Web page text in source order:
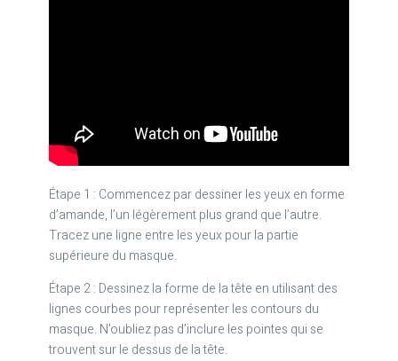
Étape 1 : Commencez par dessiner les yeux en forme
d’amande, l’un légèrement plus grand que l’autre.
Tracez une ligne entre les yeux pour la partie
supérieure du masque.
Étape 2 : Dessinez la forme de la tête en utilisant des
lignes courbes pour représenter les contours du
masque. N’oubliez pas d’inclure les pointes qui se
trouvent sur le dessus de la tête.